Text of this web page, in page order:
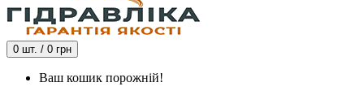
0 шт. / 0 грн
Ваш кошик порожній!